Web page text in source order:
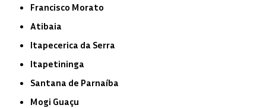
Francisco Morato
Atibaia
Itapecerica da Serra
Itapetininga
Santana de Parnaíba
Mogi Guaçu